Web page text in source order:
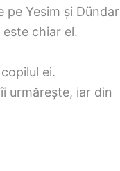
pe Yesim și Dündar
chiar el.
ei.
urmărește, iar din